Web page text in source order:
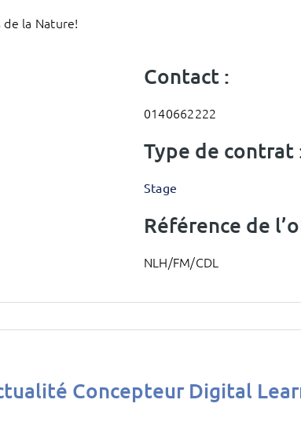
la Nature!
Contact :
0140662222
Type de contrat
Stage
Référence de
NLH/FM/CDL
Concepteur Digital